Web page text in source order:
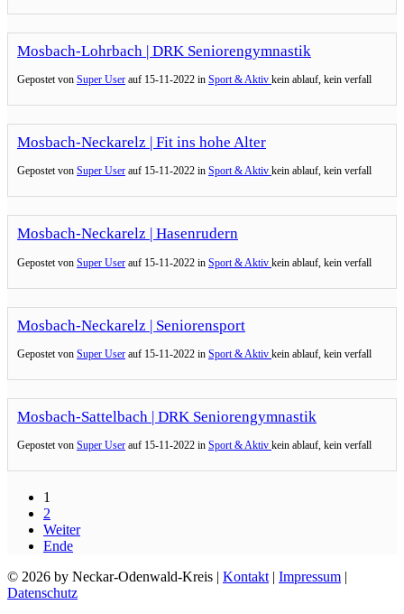
Mosbach-Lohrbach | DRK Seniorengymnastik
Gepostet von Super User auf 15-11-2022 in Sport & Aktiv kein ablauf, kein verfall
Mosbach-Neckarelz | Fit ins hohe Alter
Gepostet von Super User auf 15-11-2022 in Sport & Aktiv kein ablauf, kein verfall
Mosbach-Neckarelz | Hasenrudern
Gepostet von Super User auf 15-11-2022 in Sport & Aktiv kein ablauf, kein verfall
Mosbach-Neckarelz | Seniorensport
Gepostet von Super User auf 15-11-2022 in Sport & Aktiv kein ablauf, kein verfall
Mosbach-Sattelbach | DRK Seniorengymnastik
Gepostet von Super User auf 15-11-2022 in Sport & Aktiv kein ablauf, kein verfall
1
2
Weiter
Ende
© 2026 by Neckar-Odenwald-Kreis | Kontakt | Impressum |
Datenschutz